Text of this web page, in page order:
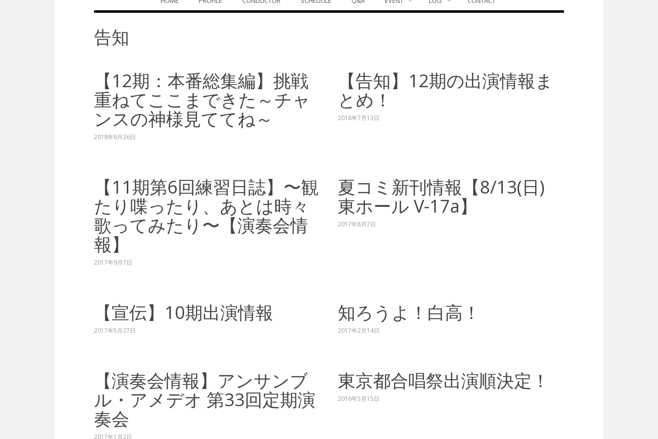
テ
ツ
へ
ス
告知
【12期：本番総集編】挑戦
重ねてここまできた～チャ
ンスの神様見ててね～
2018年8月26日
【告知】12期の出演情報ま
とめ！
2018年7月13日
【11期第6回練習日誌】〜観
たり喋ったり、あとは時々
歌ってみたり〜【演奏会情
報】
2017年9月7日
夏コミ新刊情報【8/13(日)
東ホール V-17a】
2017年8月7日
【宣伝】10期出演情報
2017年5月27日
知ろうよ！白高！
2017年2月14日
【演奏会情報】アンサンブ
ル・アメデオ 第33回定期演
奏会
2017年1月2日
東京都合唱祭出演順決定！
2016年5月15日